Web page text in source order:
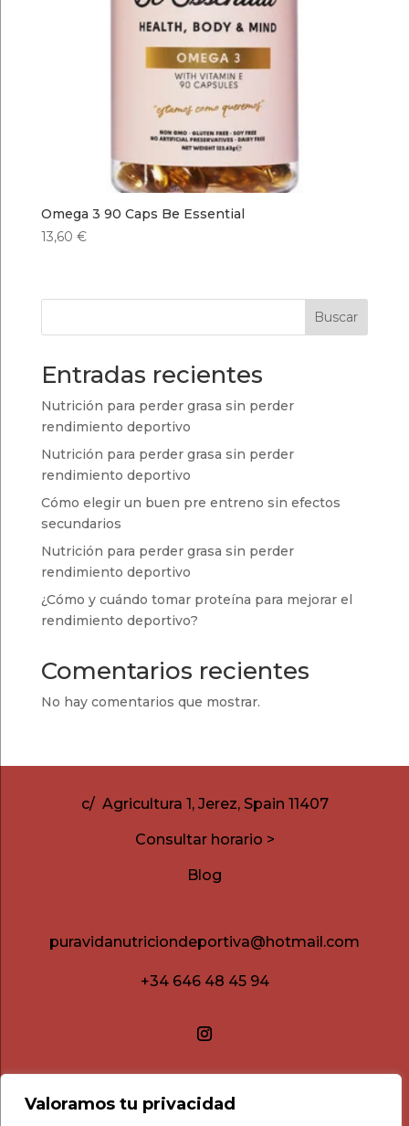
Valoramos tu privacidad
Omega 3 90 Caps Be Essential
13,60 €
Buscar
Entradas recientes
Nutrición para perder grasa sin perder
rendimiento deportivo
Nutrición para perder grasa sin perder
rendimiento deportivo
Cómo elegir un buen pre entreno sin efectos
secundarios
Nutrición para perder grasa sin perder
rendimiento deportivo
¿Cómo y cuándo tomar proteína para mejorar el
rendimiento deportivo?
Comentarios recientes
No hay comentarios que mostrar.
c/ Agricultura 1, Jerez, Spain 11407
Consultar horario >
Blog
puravidanutriciondeportiva@hotmail.com
+34 646 48 45 94